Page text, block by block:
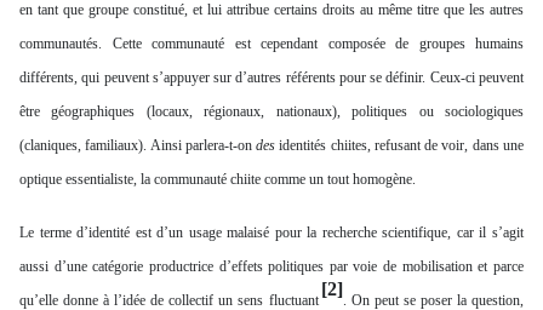
en tant que groupe constitué, et lui attribue certains droits au même titre que les autres
communautés. Cette communauté est cependant composée de groupes humains
différents, qui peuvent s’appuyer sur d’autres référents pour se définir. Ceux-ci peuvent
être géographiques (locaux, régionaux, nationaux), politiques ou sociologiques
(claniques, familiaux). Ainsi parlera-t-ondes identités chiites, refusant de voir, dans une
optique essentialiste, la communauté chiite comme un tout homogène.
Le terme d’identité est d’un usage malaisé pour la recherche scientifique, car il s’agit
aussi d’une catégorie productrice d’effets politiques par voie de mobilisation et parce
qu’elle donne à l’idée de collectif un sens fluctuant
[2]
. On peut se poser la question,